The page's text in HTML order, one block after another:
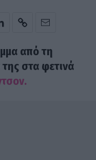
από τη
στα φετινά